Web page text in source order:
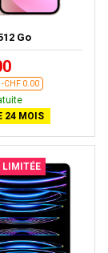
Go
-CHF 0.00
24 MOIS
LIMITÉE